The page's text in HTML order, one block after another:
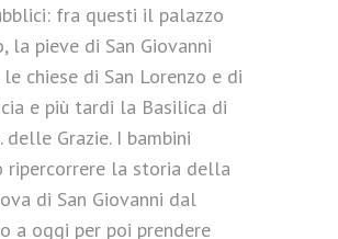
fra questi il palazzo
la pieve di San Giovanni
chiese di San Lorenzo e di
e più tardi la Basilica di
delle Grazie. I bambini
ripercorrere la storia della
di San Giovanni dal
a oggi per poi prendere